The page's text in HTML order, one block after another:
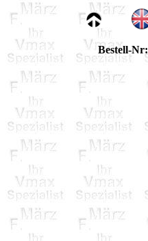
Bestell-Nr: